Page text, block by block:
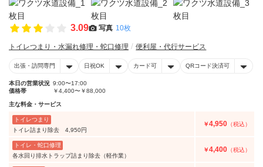
3.09 写真 10枚
トイレつまり・水漏れ修理・蛇口修理 便利屋・代行サービス
出張・訪問専門 日祝OK カード可 QRコード決済可
本日の営業状況 9:00〜17:00
価格帯
￥4,400〜￥88,000
主な料金・サービス
トイレつまり
トイレ詰まり除去 4,950円
￥4,950 （税込）
トイレ・蛇口修理
各水回り排水トラップ詰まり除去（軽作業）
￥4,400 （税込）